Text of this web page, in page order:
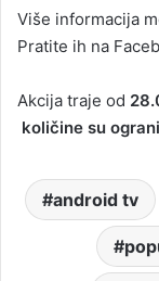
Više informacija
Pratite ih na
Akcija traje od
količine su
android tv